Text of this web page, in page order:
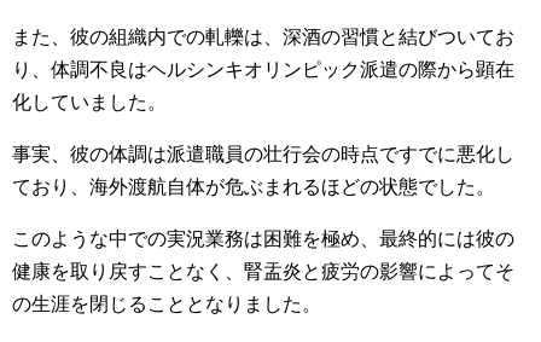
また、彼の組織内での軋轢は、深酒の習慣と結びついてお
り、体調不良はヘルシンキオリンピック派遣の際から顕在
化していました。
事実、彼の体調は派遣職員の壮行会の時点ですでに悪化し
ており、海外渡航自体が危ぶまれるほどの状態でした。
このような中での実況業務は困難を極め、最終的には彼の
健康を取り戻すことなく、腎盂炎と疲労の影響によってそ
の生涯を閉じることとなりました。